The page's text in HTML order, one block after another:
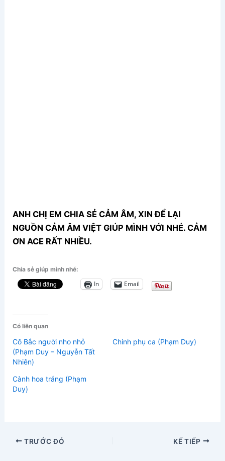
ANH CHỊ EM CHIA SẺ CẢM ÂM, XIN ĐỂ LẠI
NGUỒN CẢM ÂM VIỆT GIÚP MÌNH VỚI NHÉ. CẢM
ƠN ACE RẤT NHIỀU.
Chia sẻ giúp mình nhé:
In Email
Có liên quan
Cô Bắc người nho nhỏ
(Phạm Duy – Nguyễn Tất
Nhiên)
Chinh phụ ca (Phạm Duy)
Cành hoa trắng (Phạm
Duy)
TRƯỚC ĐÓ KẾ TIẾP